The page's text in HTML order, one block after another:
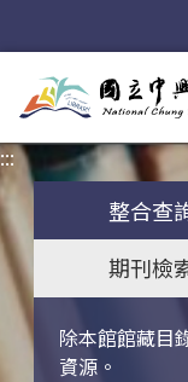
:::
整合查
期刊檢
除本館館藏目
資源。
關鍵字搜尋